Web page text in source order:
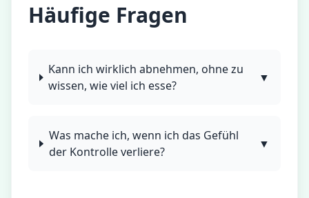
Häufige Fragen
Kann ich wirklich abnehmen, ohne zu
wissen, wie viel ich esse?
▼
Was mache ich, wenn ich das Gefühl
der Kontrolle verliere?
▼